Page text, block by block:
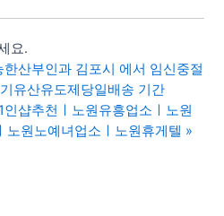
요.
산부인과 김포시 에서 임신중절
유산유도제당일배송 기간
인샵추천ㅣ노원유흥업소ㅣ노원
노원노예녀업소ㅣ노원휴게텔 »